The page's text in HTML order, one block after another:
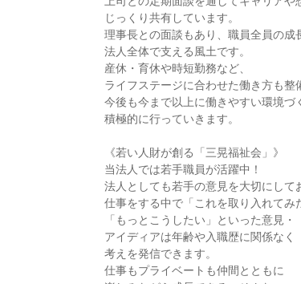
じっくり共有しています。
理事長との面談もあり、職員全員の成
法人全体で支える風土です。
産休・育休や時短勤務など、
ライフステージに合わせた働き方も整
今後も今まで以上に働きやすい環境づ
積極的に行っていきます。
《若い人財が創る「三晃福祉会」》
当法人では若手職員が活躍中！
法人としても若手の意見を大切にして
仕事をする中で「これを取り入れてみ
「もっとこうしたい」といった意見・
アイディアは年齢や入職歴に関係なく
考えを発信できます。
仕事もプライベートも仲間とともに